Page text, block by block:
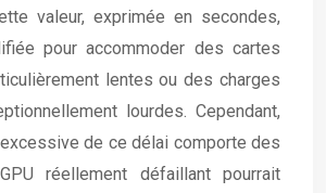
valeur, exprimée en secondes,
pour accommoder des cartes
lentes ou des charges
lourdes. Cependant,
excessive de ce délai comporte des
réellement défaillant pourrait